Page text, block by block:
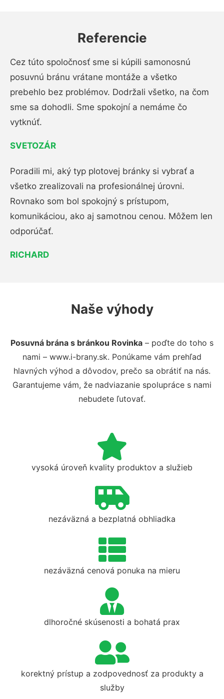
Referencie
Cez túto spoločnosť sme si kúpili samonosnú
posuvnú bránu vrátane montáže a všetko
prebehlo bez problémov. Dodržali všetko, na čom
sme sa dohodli. Sme spokojní a nemáme čo
vytknúť.
SVETOZÁR
Poradili mi, aký typ plotovej bránky si vybrať a
všetko zrealizovali na profesionálnej úrovni.
Rovnako som bol spokojný s prístupom,
komunikáciou, ako aj samotnou cenou. Môžem len
odporúčať.
RICHARD
Naše výhody
Posuvná brána s bránkou Rovinka – poďte do toho s
nami – www.i-brany.sk. Ponúkame vám prehľad
hlavných výhod a dôvodov, prečo sa obrátiť na nás.
Garantujeme vám, že nadviazanie spolupráce s nami
nebudete ľutovať.
vysoká úroveň kvality produktov a služieb
nezáväzná a bezplatná obhliadka
nezáväzná cenová ponuka na mieru
dlhoročné skúsenosti a bohatá prax
korektný prístup a zodpovednosť za produkty a
služby